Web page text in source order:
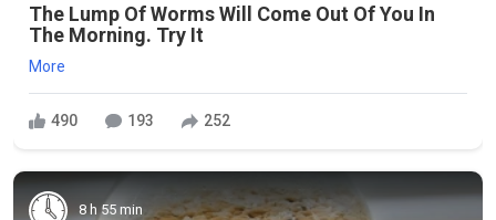
The Lump Of Worms Will Come Out Of You In
The Morning. Try It
More
490 193 252
8 h 55 min